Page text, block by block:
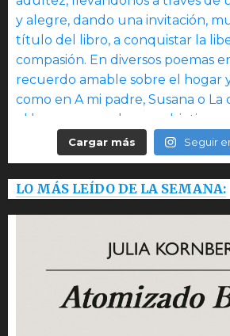
Cargar más Seguir
LO MÁS LEÍDO DE LA SEMANA: